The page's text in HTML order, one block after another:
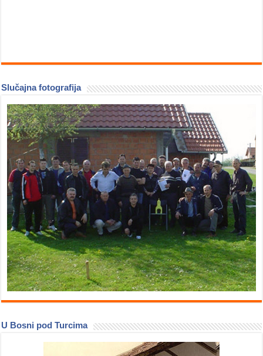
Slučajna fotografija
U Bosni pod Turcima